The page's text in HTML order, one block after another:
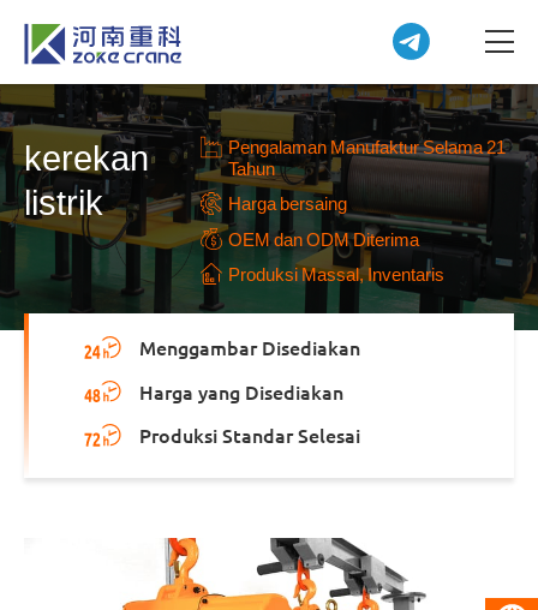
kerekan
listrik
Pengalaman Manufaktur Selama 21
Tahun
Harga bersaing
OEM dan ODM Diterima
Produksi Massal, Inventaris
Menggambar Disediakan
Harga yang Disediakan
Produksi Standar Selesai